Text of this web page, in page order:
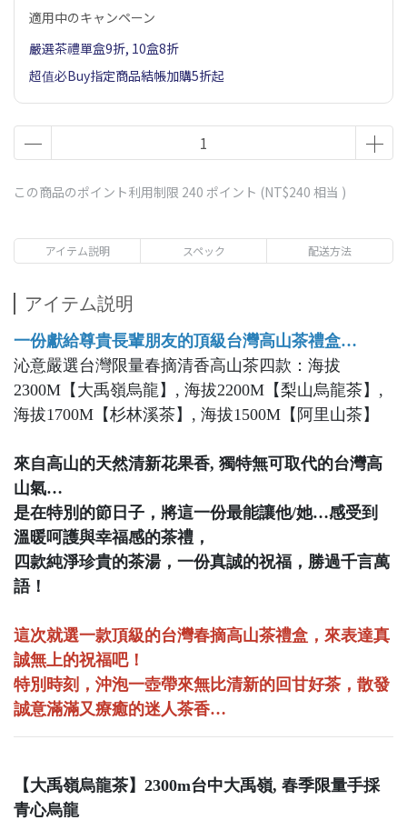
適用中のキャンペーン
嚴選茶禮單盒9折, 10盒8折
超值必Buy指定商品結帳加購5折起
この商品のポイント利用制限 240 ポイント (NT$240 相当 )
アイテム説明 スペック 配送方法
アイテム説明
一份獻給尊貴長輩朋友的頂級台灣高山茶禮盒…
沁意嚴選台灣限量春摘清香高山茶四款：海拔
2300M【大禹嶺烏龍】, 海拔2200M【梨山烏龍茶】,
海拔1700M【杉林溪茶】, 海拔1500M【阿里山茶】
來自高山的天然清新花果香, 獨特無可取代的台灣高
山氣…
是在特別的節日子，將這一份最能讓他/她…感受到
溫暖呵護與幸福感的茶禮，
四款純淨珍貴的茶湯，一份真誠的祝福，勝過千言萬
語！
這次就選一款頂級的台灣春摘高山茶禮盒，來表達真
誠無上的祝福吧！
特別時刻，沖泡一壺帶來無比清新的回甘好茶，散發
誠意滿滿又療癒的迷人茶香…
【大禹嶺烏龍茶】2300m台中大禹嶺, 春季限量手採
青心烏龍